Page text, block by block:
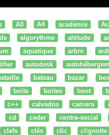
A0 A4 academie
algorythme altitude
aquatique arbre
autodesk
bateau bazar
boite boites boot
c++ calvados camera
cd ceder centre-social
clefs clés clic clignotte